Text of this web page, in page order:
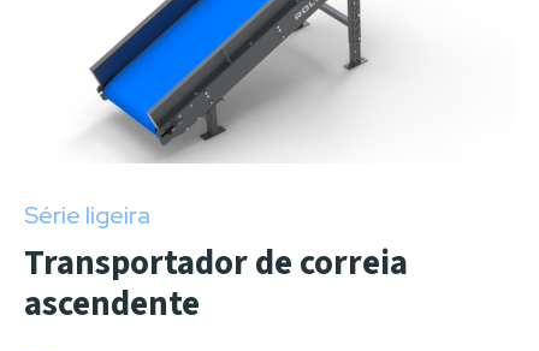
Série ligeira
Transportador de correia
ascendente